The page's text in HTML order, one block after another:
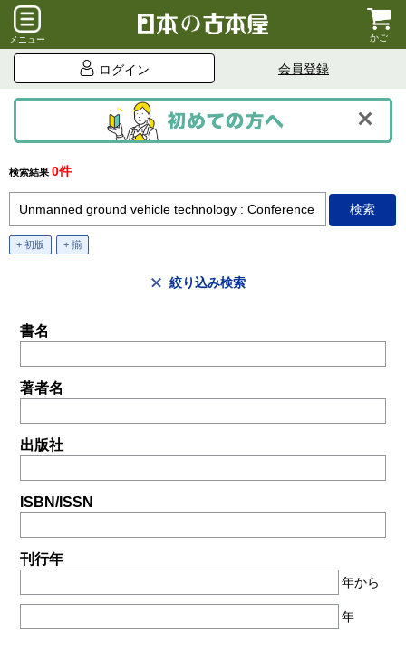
メニュー かご
ログイン 会員登録
検索結果 0件
+ 初版 + 揃
絞り込み検索
書名
著者名
出版社
ISBN/ISSN
刊行年
年から
年